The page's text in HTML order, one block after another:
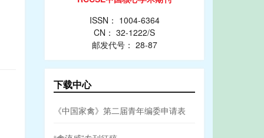
ISSN： 1004-6364
CN： 32-1222/S
邮发代号： 28-87
下载中心
《中国家禽》第二届青年编委申请表